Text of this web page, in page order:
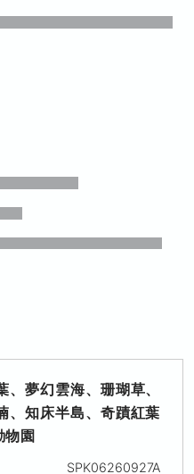
夢幻雲海、珊瑚草、
、知床半島、奇蹟紅葉
物園
SPK06260927A